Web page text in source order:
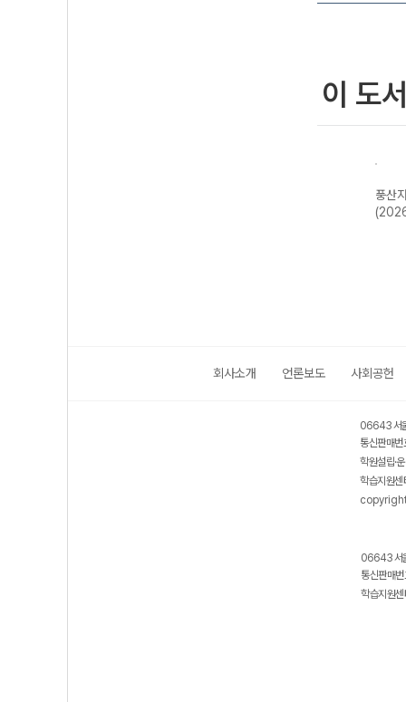
이 도
풍산
회사소개 언론보도 사회공헌
06643 서
통신판매
학원설립·
학습지원
06643 서
통신판매
학습지원